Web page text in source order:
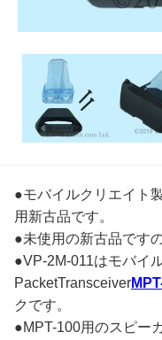
●モバイルクリエイト
用新古品です。
●未使用の新古品です
●VP-2M-011はモバイ
PacketTransceiver
クです。
●MPT-100用のスピー